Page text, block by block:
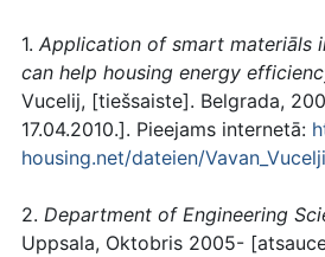
1. Application of smart materiāls
can help housing energy
Vucelij, [tiešsaiste]. Belgrada,
17.04.2010.]. Pieejams internetā:
housing.net/dateien/
2. Department of Engineering
Uppsala, Oktobris 2005-